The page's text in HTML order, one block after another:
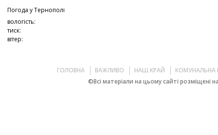
Погода уТернополі
вологість:
тиск:
вітер:
ГОЛОВНА ВАЖЛИВО НАШ КРАЙ
КОМУНАЛЬНА
©Всі матеріали на цьому сайті розміщені